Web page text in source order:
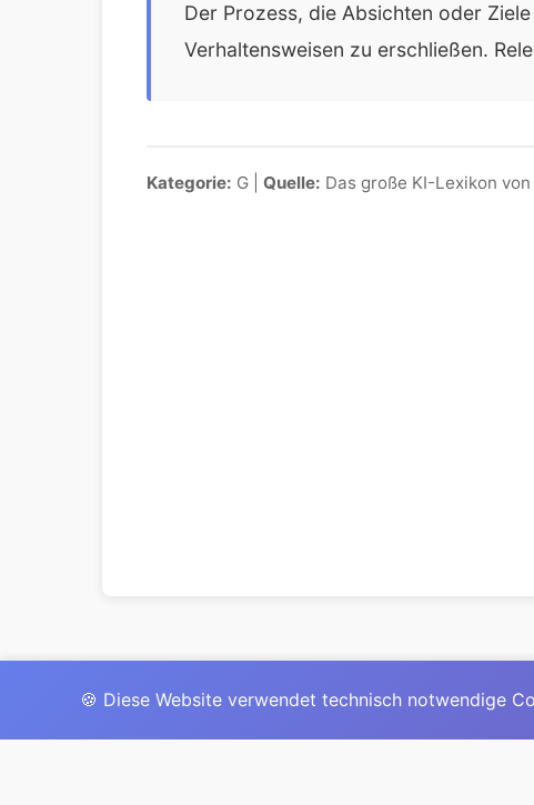
Der Prozess, die Absichten oder
Verhaltensweisen zu erschließen.
Kategorie: G | Quelle: Das große KI-Lexikon
🍪 Diese Website verwendet technisch notwendige